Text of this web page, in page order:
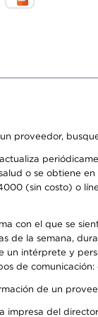
proveedor,
o se obtiene
(sin costo) o
con el que se
de la semana,
un intérprete y
de
de un
impresa del